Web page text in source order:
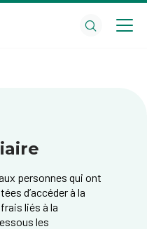
personnes qui ont
d’accéder à la
liés à la
les